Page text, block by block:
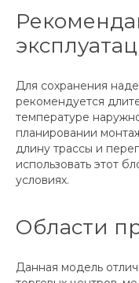
Для сохранения
рекомендуется
температуре
планировании
длину трассы и
использовать этот
условиях.
Области
Данная модель